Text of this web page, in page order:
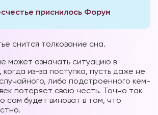
приснилось Форум
снится толкование сна.
может означать ситуацию в
из-за поступка, пусть даже не
либо подстроенного кем-
потеряет свою честь. Точно так
сам будет виноват в том, что